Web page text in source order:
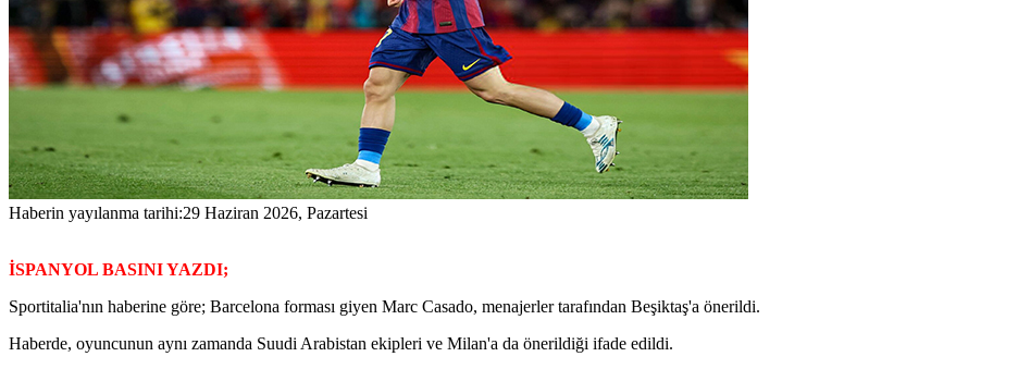
Haberin yayılanma tarihi:29 Haziran 2026, Pazartesi
İSPANYOL BASINI YAZDI;
Sportitalia'nın haberine göre; Barcelona forması giyen Marc Casado, menajerler tarafından Beşiktaş'a önerildi.
Haberde, oyuncunun aynı zamanda Suudi Arabistan ekipleri ve Milan'a da önerildiği ifade edildi.